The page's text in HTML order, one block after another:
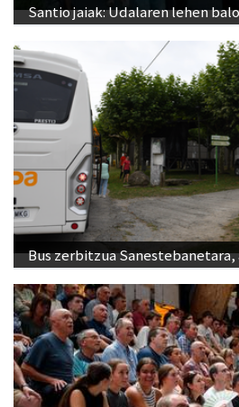
Santio jaiak: Udalaren lehen
Bus zerbitzua